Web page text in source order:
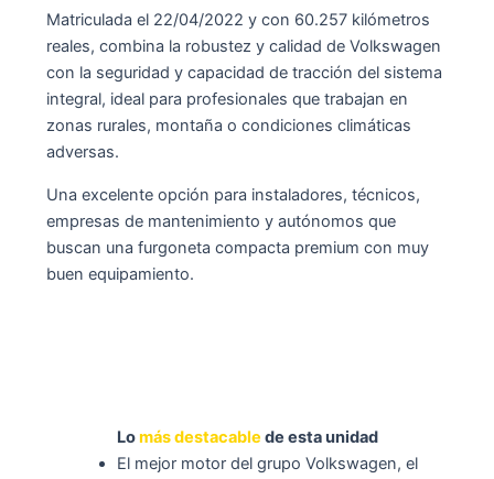
Matriculada el 22/04/2022 y con 60.257 kilómetros
reales, combina la robustez y calidad de Volkswagen
con la seguridad y capacidad de tracción del sistema
integral, ideal para profesionales que trabajan en
zonas rurales, montaña o condiciones climáticas
adversas.
Una excelente opción para instaladores, técnicos,
empresas de mantenimiento y autónomos que
buscan una furgoneta compacta premium con muy
buen equipamiento.
Lomás destacable de esta unidad
El mejor motor del grupo Volkswagen, el